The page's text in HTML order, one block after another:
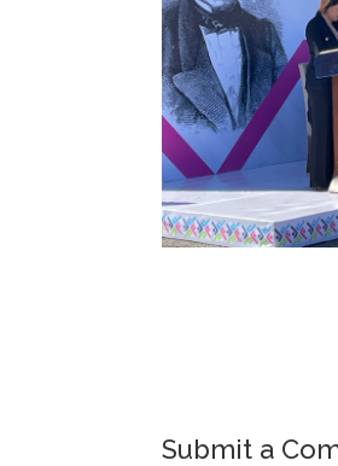
Submit a